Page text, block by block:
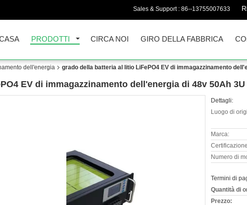
Sales & Support : 86--13755007633
PRODOTTI CIRCA NOI GIRO DELLA FABBRICA
dell'energia grado della batteria al litio LiFePO4 EV di immagazzinamento
EV di immagazzinamento dell'energia di 48v 50Ah 3U
Dettagli:
Luogo di
Marca:
Numero di
Termini di
Quantità di
Prezzo: